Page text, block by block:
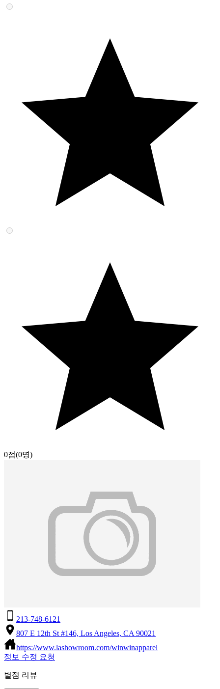
0점(0명)
213-748-6121
807 E 12th St #146, Los Angeles, CA 90021
https://www.lashowroom.com/winwinapparel
정보 수정 요청
별점 리뷰